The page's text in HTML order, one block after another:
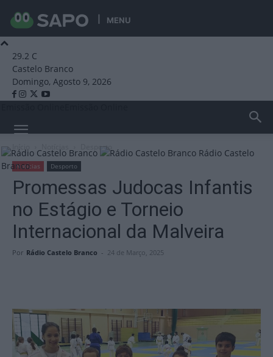
MENU
29.2 C
Castelo Branco
Domingo, Agosto 9, 2026
Rádio Castelo
Branco
Desporto
Notícias Desporto
Promessas Judocas Infantis
no Estágio e Torneio
Internacional da Malveira
Por Rádio Castelo Branco - 24 de Março, 2025